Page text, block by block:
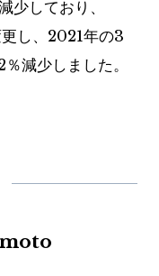
少しており、
し、2021年の3
減少しました。